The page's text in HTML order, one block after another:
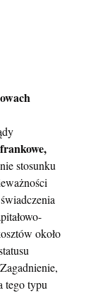
stosunku
około
tego typu